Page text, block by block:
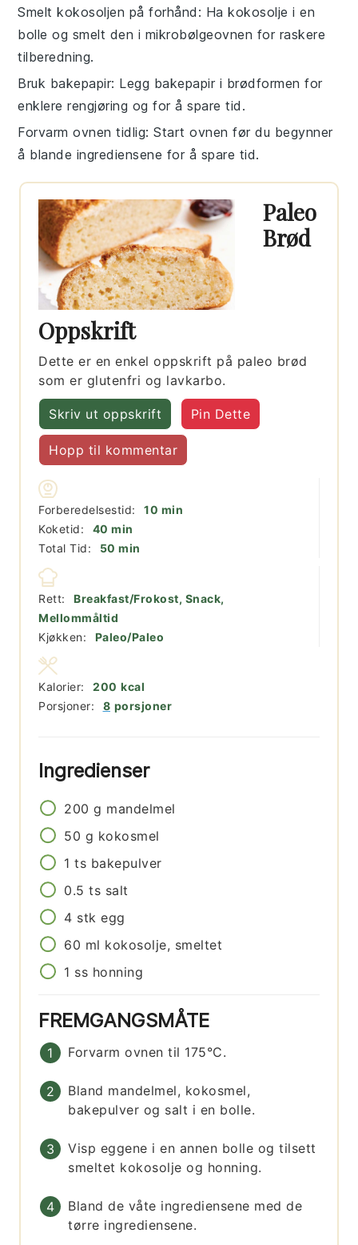
Smelt kokosoljen på forhånd : Hakokosolje i en
bolle og smelt den i mikrobølgeovnen for raskere
tilberedning.
Bruk bakepapir: Legg bakepapir i brødformen for
enklere rengjøring og for å spare tid.
Forvarm ovnen tidlig: Start ovnen før du begynner
å blande ingrediensene for å spare tid.
Paleo
Brød
Oppskrift
Dette er en enkel oppskrift på paleo brød
som er glutenfri og lavkarbo.
Skriv ut oppskrift Pin Dette
Hopp til kommentar
Forberedelsestid: 10 minutter
min
Koketid:
40 minutter
min
Total Tid:
50 minutter
min
Rett:
Breakfast/Frokost, Snack,
Mellommåltid
Kjøkken:
Paleo/Paleo
Porsjoner: 8 porsjoner
Kalorier: 200 kcal
Ingredienser
200 g mandelmel
50 g kokosmel
1 ts bakepulver
0.5 ts salt
4 stk egg
60 ml kokosolje, smeltet
1 ss honning
FREMGANGSMÅTE
Forvarm ovnen til 175°C.
Bland mandelmel, kokosmel,
bakepulver og salt i en bolle.
Visp eggene i en annen bolle og tilsett
smeltet kokosolje og honning.
Bland de våte ingrediensene med de
tørre ingrediensene.